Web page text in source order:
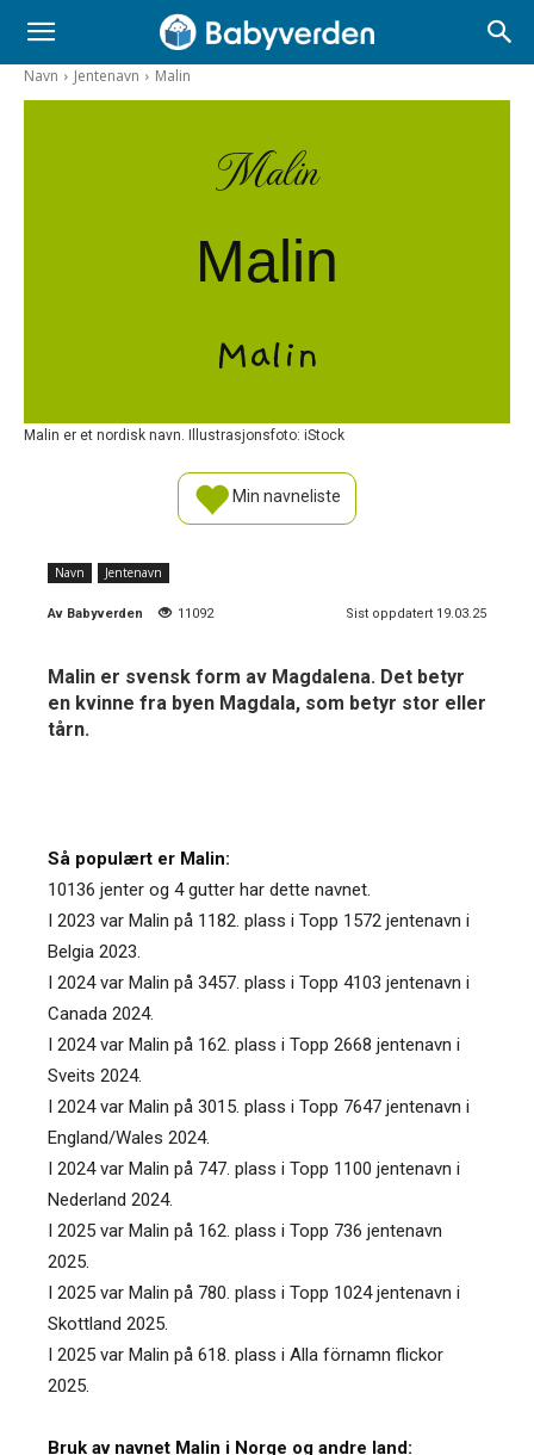
Navn Jentenavn Malin
Malin
Malin
Malin
Malin er et nordisk navn. Illustrasjonsfoto: iStock
Min navneliste
Navn Jentenavn
Av Babyverden 11092 Sist oppdatert 19.03.25
Malin er svensk form av Magdalena. Det betyr
en kvinne fra byen Magdala, som betyr stor eller
tårn.
Så populært er Malin:
10136 jenter og 4 gutter har dette navnet.
I 2023 var Malin på 1182. plass i Topp 1572 jentenavn i
Belgia 2023.
I 2024 var Malin på 3457. plass i Topp 4103 jentenavn i
Canada 2024.
I 2024 var Malin på 162. plass i Topp 2668 jentenavn i
Sveits 2024.
I 2024 var Malin på 3015. plass i Topp 7647 jentenavn i
England/Wales 2024.
I 2024 var Malin på 747. plass i Topp 1100 jentenavn i
Nederland 2024.
I 2025 var Malin på 162. plass i Topp 736 jentenavn
2025.
I 2025 var Malin på 780. plass i Topp 1024 jentenavn i
Skottland 2025.
I 2025 var Malin på 618. plass i Alla förnamn flickor
2025.
Bruk av navnet Malin i Norge og andre land: